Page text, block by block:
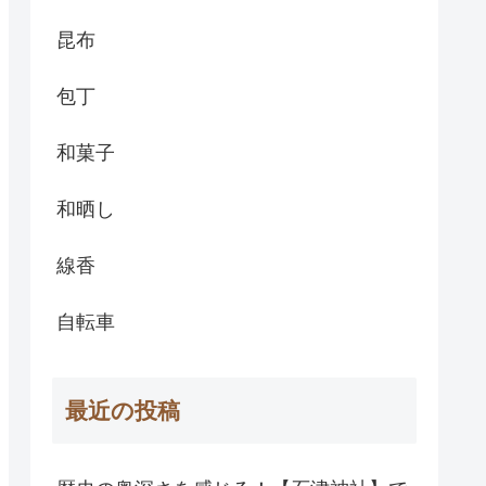
昆布
包丁
和菓子
和晒し
線香
自転車
最近の投稿